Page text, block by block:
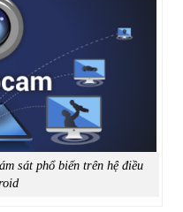
sát phổ biến trên hệ điều